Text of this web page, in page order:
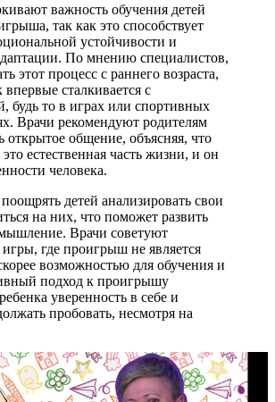
важность обучения детей
так как это способствует
устойчивости и
По мнению специалистов,
этот процесс с раннего возраста,
впервые сталкивается с
будь то в играх или спортивных
Врачи рекомендуют родителям
открытое общение, объясняя, что
естественная часть жизни, и он
человека.
детей анализировать свои
на них, что поможет развить
Врачи советуют
игры, где проигрыш не является
возможностью для обучения и
подход к проигрышу
уверенность в себе и
пробовать, несмотря на